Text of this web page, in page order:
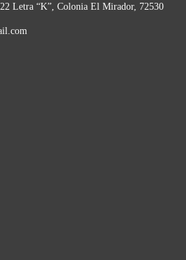
Letra “K”, Colonia El Mirador, 72530